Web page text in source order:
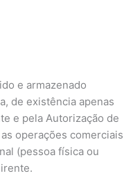
e armazenado
de existência apenas
e pela Autorização de
operações comerciais
(pessoa física ou